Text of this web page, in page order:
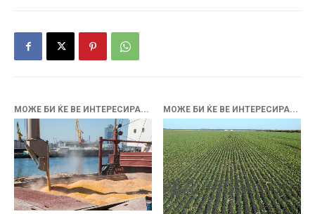
МОЖЕ БИ ЌЕ ВЕ ИНТЕРЕСИРА... МОЖЕ БИ ЌЕ ВЕ ИНТЕРЕСИРА...